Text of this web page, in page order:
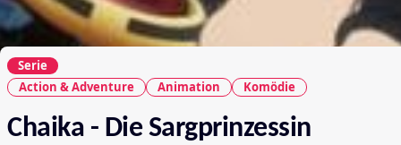
Serie
Action & Adventure
Animation Komödie
Chaika - Die Sargprinzessin